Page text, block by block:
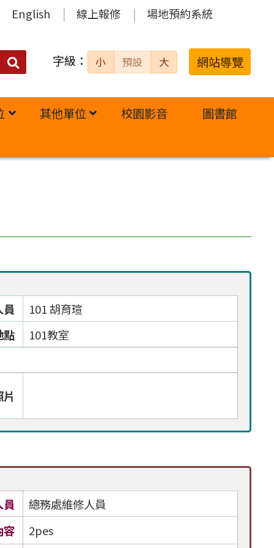
English 線上報修 場地預約系統
搜
字級： 小 預設 大 網站導覽
其他單位 校園影音 圖書館
員
101 胡育瑄
點
101教室
總務處維修人員
容
2pes